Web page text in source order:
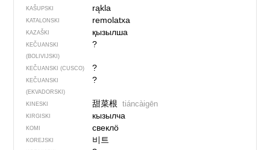
KAŠUPSKI rąkla
KATALONSKI remolatxa
KAZAŠKI қызылша
KEČUANSKI
(BOLIVIJSKI)
?
KEČUANSKI (CUSCO) ?
KEČUANSKI
(EKVADORSKI)
?
KINESKI 甜菜根 tiáncàigēn
KIRGISKI кызылча
KOMI свеклӧ
KOREJSKI 비트